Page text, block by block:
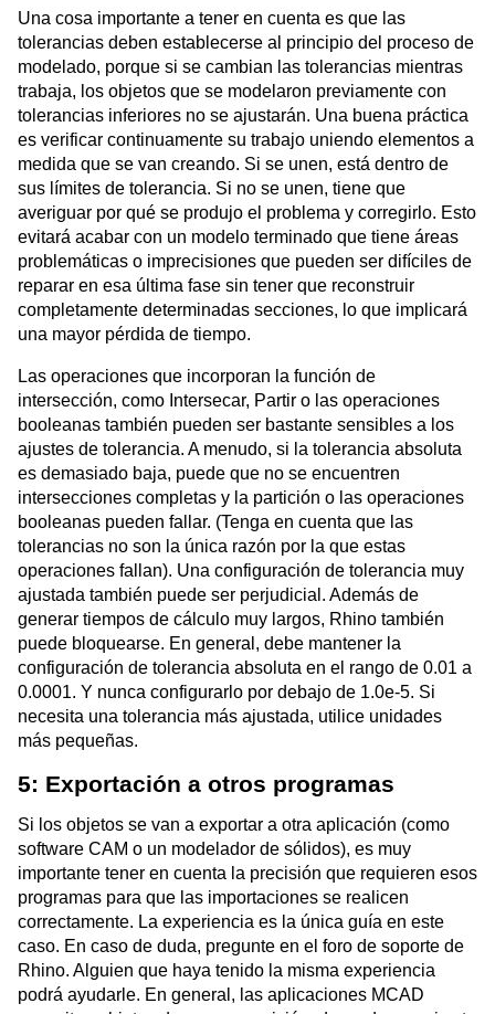
Una cosa importante a tener en cuenta es que las
tolerancias deben establecerse al principio del proceso de
modelado, porque si se cambian las tolerancias mientras
trabaja, los objetos que se modelaron previamente con
tolerancias inferiores no se ajustarán. Una buena práctica
es verificar continuamente su trabajo uniendo elementos a
medida que se van creando. Si se unen, está dentro de
sus límites de tolerancia. Si no se unen, tiene que
averiguar por qué se produjo el problema y corregirlo. Esto
evitará acabar con un modelo terminado que tiene áreas
problemáticas o imprecisiones que pueden ser difíciles de
reparar en esa última fase sin tener que reconstruir
completamente determinadas secciones, lo que implicará
una mayor pérdida de tiempo.
Las operaciones que incorporan la función de
intersección, como Intersecar, Partir o las operaciones
booleanas también pueden ser bastante sensibles a los
ajustes de tolerancia. A menudo, si la tolerancia absoluta
es demasiado baja, puede que no se encuentren
intersecciones completas y la partición o las operaciones
booleanas pueden fallar. (Tenga en cuenta que las
tolerancias no son la única razón por la que estas
operaciones fallan). Una configuración de tolerancia muy
ajustada también puede ser perjudicial. Además de
generar tiempos de cálculo muy largos, Rhino también
puede bloquearse. En general, debe mantener la
configuración de tolerancia absoluta en el rango de 0.01 a
0.0001. Y nunca configurarlo por debajo de 1.0e-5. Si
necesita una tolerancia más ajustada, utilice unidades
más pequeñas.
5: Exportación a otros programas
Si los objetos se van a exportar a otra aplicación (como
software CAM o un modelador de sólidos), es muy
importante tener en cuenta la precisión que requieren esos
programas para que las importaciones se realicen
correctamente. La experiencia es la única guía en este
caso. En caso de duda, pregunte en el foro de soporte de
Rhino. Alguien que haya tenido la misma experiencia
podrá ayudarle. En general, las aplicaciones MCAD